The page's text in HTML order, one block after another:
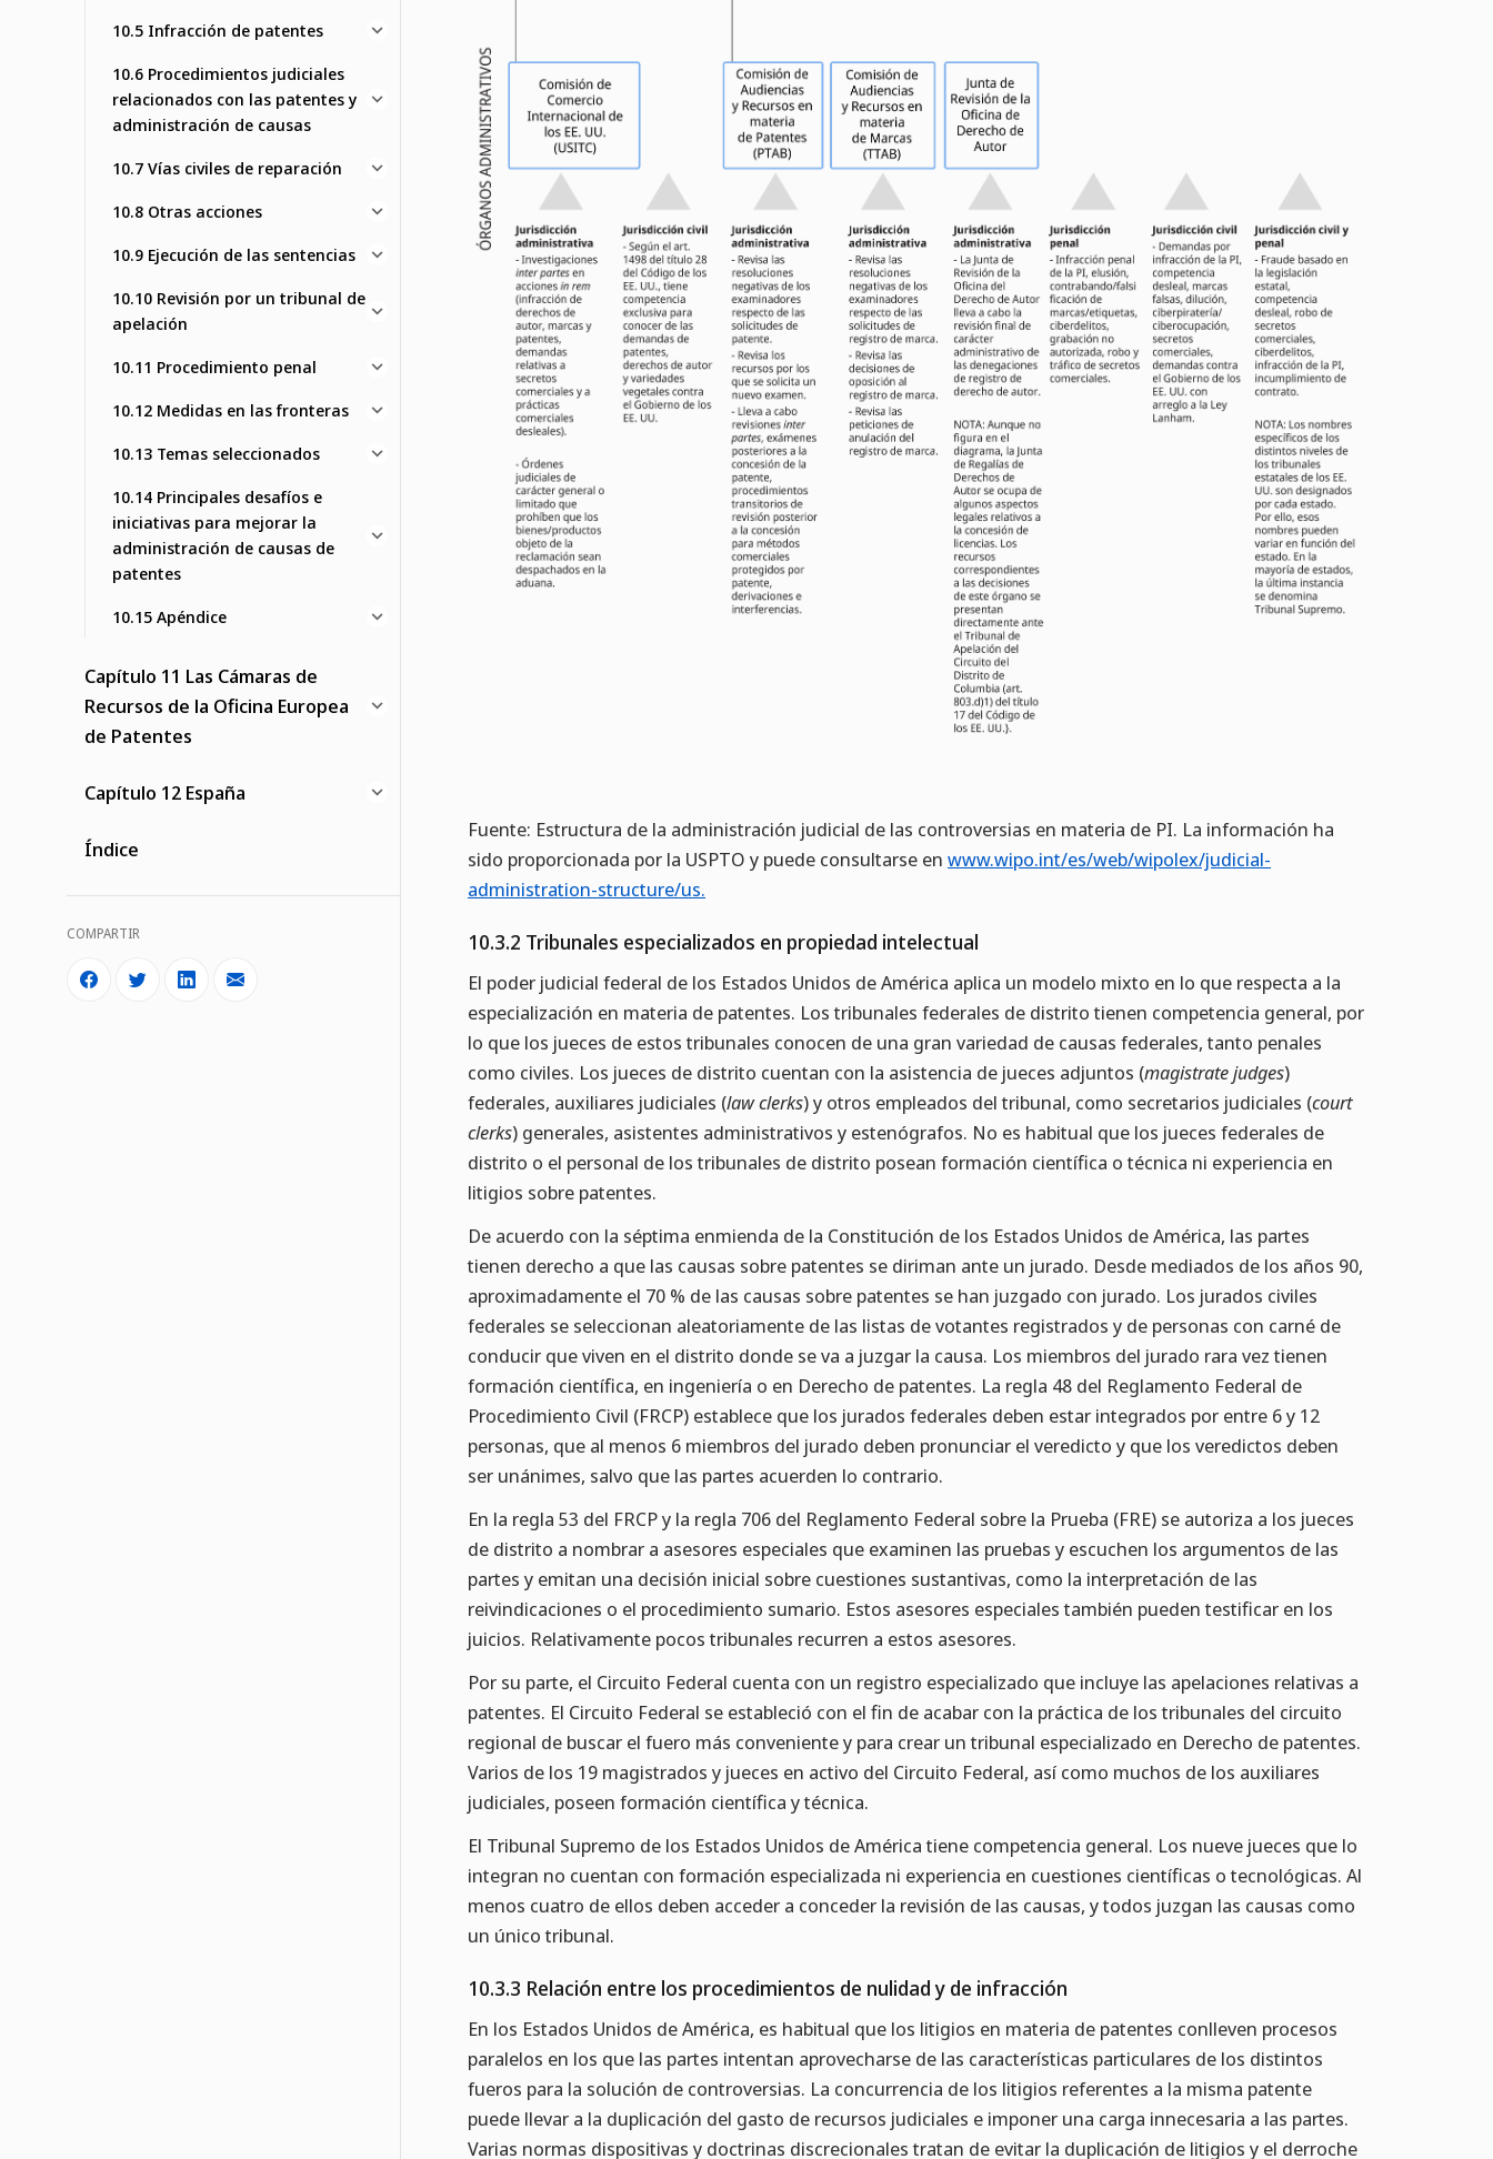
10.5 Infracción de patentes
10.6 Procedimientos judiciales
relacionados con las patentes y
administración de causas
10.7 Vías civiles de reparación
10.8 Otras acciones
10.9 Ejecución de las sentencias
10.10 Revisión por un tribunal de
apelación
10.11 Procedimiento penal
10.12 Medidas en las fronteras
10.13 Temas seleccionados
10.14 Principales desafíos e
iniciativas para mejorar la
administración de causas de
patentes
10.15 Apéndice
Capítulo 11 Las Cámaras de
Recursos de la Oficina Europea
de Patentes
Capítulo 12 España
Índice
COMPARTIR
Fuente: Estructura de la administración judicial de las controversias en materia de PI. La información ha
sido proporcionada por la USPTO y puede consultarse en www.wipo.int/es/web/wipolex/judicial-
administration-structure/us.
10.3.2 Tribunales especializados en propiedad intelectual
El poder judicial federal de los Estados Unidos de América aplica un modelo mixto en lo que respecta a la
especialización en materia de patentes. Los tribunales federales de distrito tienen competencia general, por
lo que los jueces de estos tribunales conocen de una gran variedad de causas federales, tanto penales
como civiles. Los jueces de distrito cuentan con la asistencia de jueces adjuntos (magistrate judges)
federales, auxiliares judiciales (law clerks) y otros empleados del tribunal, como secretarios judiciales (court
clerks) generales, asistentes administrativos y estenógrafos. No es habitual que los jueces federales de
distrito o el personal de los tribunales de distrito posean formación científica o técnica ni experiencia en
litigios sobre patentes.
De acuerdo con la séptima enmienda de la Constitución de los Estados Unidos de América, las partes
tienen derecho a que las causas sobre patentes se diriman ante un jurado. Desde mediados de los años 90,
aproximadamente el 70 % de las causas sobre patentes se han juzgado con jurado. Los jurados civiles
federales se seleccionan aleatoriamente de las listas de votantes registrados y de personas con carné de
conducir que viven en el distrito donde se va a juzgar la causa. Los miembros del jurado rara vez tienen
formación científica, en ingeniería o en Derecho de patentes. La regla 48 del Reglamento Federal de
Procedimiento Civil (FRCP) establece que los jurados federales deben estar integrados por entre 6 y 12
personas, que al menos 6 miembros del jurado deben pronunciar el veredicto y que los veredictos deben
ser unánimes, salvo que las partes acuerden lo contrario.
En la regla 53 del FRCP y la regla 706 del Reglamento Federal sobre la Prueba (FRE) se autoriza a los jueces
de distrito a nombrar a asesores especiales que examinen las pruebas y escuchen los argumentos de las
partes y emitan una decisión inicial sobre cuestiones sustantivas, como la interpretación de las
reivindicaciones o el procedimiento sumario. Estos asesores especiales también pueden testificar en los
juicios. Relativamente pocos tribunales recurren a estos asesores.
Por su parte, el Circuito Federal cuenta con un registro especializado que incluye las apelaciones relativas a
patentes. El Circuito Federal se estableció con el fin de acabar con la práctica de los tribunales del circuito
regional de buscar el fuero más conveniente y para crear un tribunal especializado en Derecho de patentes.
Varios de los 19 magistrados y jueces en activo del Circuito Federal, así como muchos de los auxiliares
judiciales, poseen formación científica y técnica.
El Tribunal Supremo de los Estados Unidos de América tiene competencia general. Los nueve jueces que lo
integran no cuentan con formación especializada ni experiencia en cuestiones científicas o tecnológicas. Al
menos cuatro de ellos deben acceder a conceder la revisión de las causas, y todos juzgan las causas como
un único tribunal.
10.3.3 Relación entre los procedimientos de nulidad y de infracción
En los Estados Unidos de América, es habitual que los litigios en materia de patentes conlleven procesos
paralelos en los que las partes intentan aprovecharse de las características particulares de los distintos
fueros para la solución de controversias. La concurrencia de los litigios referentes a la misma patente
puede llevar a la duplicación del gasto de recursos judiciales e imponer una carga innecesaria a las partes.
Varias normas dispositivas y doctrinas discrecionales tratan de evitar la duplicación de litigios y el derroche